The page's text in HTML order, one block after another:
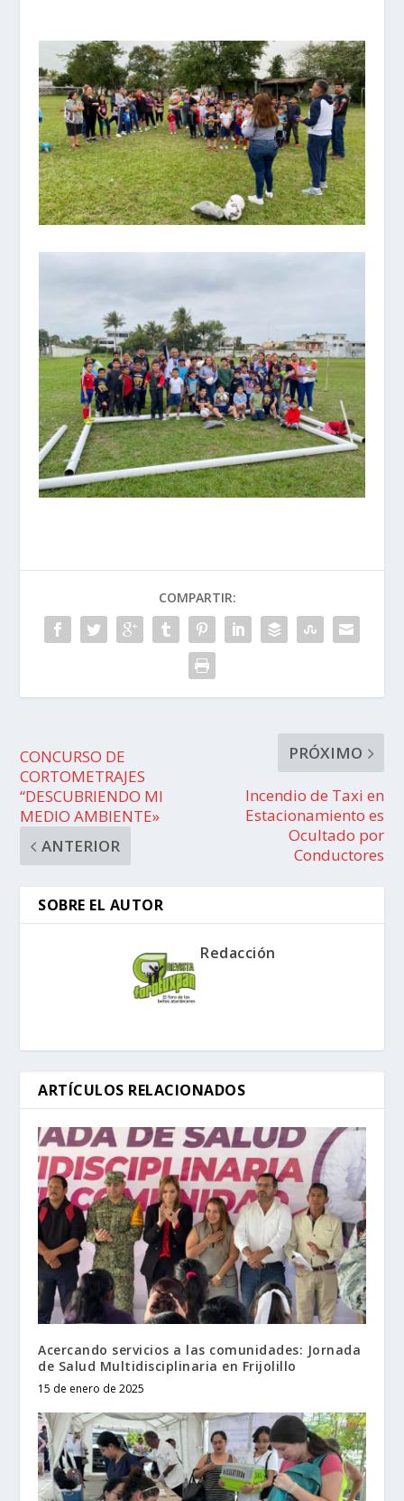
COMPARTIR:
CONCURSO DE
CORTOMETRAJES
“DESCUBRIENDO MI
MEDIO AMBIENTE»
ANTERIOR
PRÓXIMO
Incendio de Taxi en
Estacionamiento es
Ocultado por
Conductores
SOBRE EL AUTOR
Redacción
ARTÍCULOS RELACIONADOS
Acercando servicios a las comunidades: Jornada
de Salud Multidisciplinaria en Frijolillo
15 de enero de 2025